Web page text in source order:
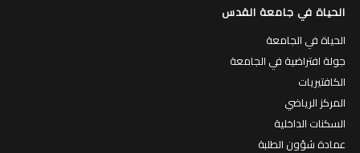
الحياة في جامعة القدس
الحياة في الجامعة
جولة افتراضية في الجامعة
الكافتيريات
المركز الرياضي
السكنات الداخلية
عمادة شؤون الطلبة